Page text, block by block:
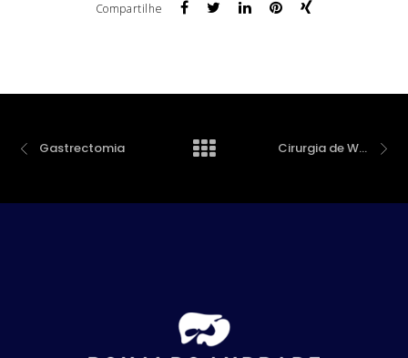
Compartilhe
Gastrectomia Cirurgia de Whipple – Pâncreas